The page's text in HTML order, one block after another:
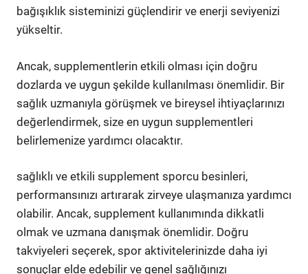
bağışıklık sisteminizi güçlendirir ve enerji seviyenizi
yükseltir.
Ancak, supplementlerin etkili olması için doğru
dozlarda ve uygun şekilde kullanılması önemlidir. Bir
sağlık uzmanıyla görüşmek ve bireysel ihtiyaçlarınızı
değerlendirmek, size en uygun supplementleri
belirlemenize yardımcı olacaktır.
sağlıklı ve etkili supplement sporcu besinleri,
performansınızı artırarak zirveye ulaşmanıza yardımcı
olabilir. Ancak, supplement kullanımında dikkatli
olmak ve uzmana danışmak önemlidir. Doğru
takviyeleri seçerek, spor aktivitelerinizde daha iyi
sonuçlar elde edebilir ve genel sağlığınızı